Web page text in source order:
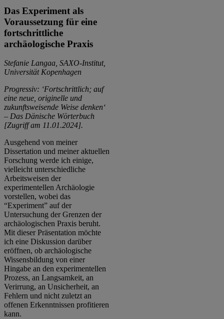
Das Experiment als
Voraussetzung für eine
fortschrittliche
archäologische Praxis
Stefanie Langaa, SAXO-Institut,
Universität Kopenhagen
Progressiv: ‘Fortschrittlich; auf
eine neue, originelle und
zukunftsweisende Weise denken‘
– Das Dänische Wörterbuch
[Zugriff am 11.01.2024].
Ausgehend von meiner
Dissertation und meiner aktuellen
Forschung werde ich einige,
vielleicht unterschiedliche
Arbeitsweisen der
experimentellen Archäologie
vorstellen, wobei das
“Experiment” auf der
Untersuchung der Grenzen der
archäologischen Praxis beruht.
Mit dieser Präsentation möchte
ich eine Diskussion darüber
eröffnen, ob archäologische
Wissensbildung von einer
Hingabe an den experimentellen
Prozess, an Langsamkeit, an
Verirrung, an Unsicherheit, an
Fehlern und nicht zuletzt an
offenen Erkenntnissen profitieren
kann.